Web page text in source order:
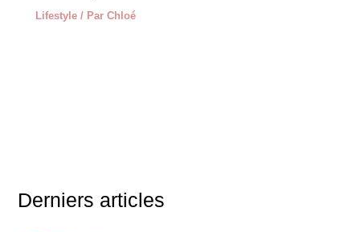
Lifestyle / ParChloé
Derniers articles